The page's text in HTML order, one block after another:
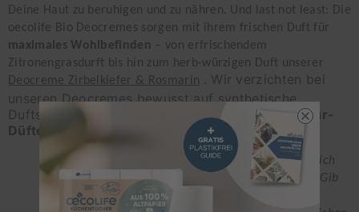
Deine Haut zu beruhigen und zu nähren. Und last not least: Die
oecolife Bio Deocremes sorgen mit ihrem frischen Duft für
maximales Wohlbefinden – von erfrischendem
Zitronengrasdurft bis hin zum herb-würzigen Duft unserer
Deocreme Zirbelkiefer & Rosmarin
. Wir verzichten bei
unseren Deocremes bewusst auf synthetische
Duftstoffe, und setzen stattdessen auf reine
Natur-
Düfte
Wusstest Du, dass es einige Tage dauern kann, bis sich
Deine Haut an die neuen Pflegeprodukte gewöhnt? Gib
Deiner Haut etwas Zeit, um sich anzupassen – und